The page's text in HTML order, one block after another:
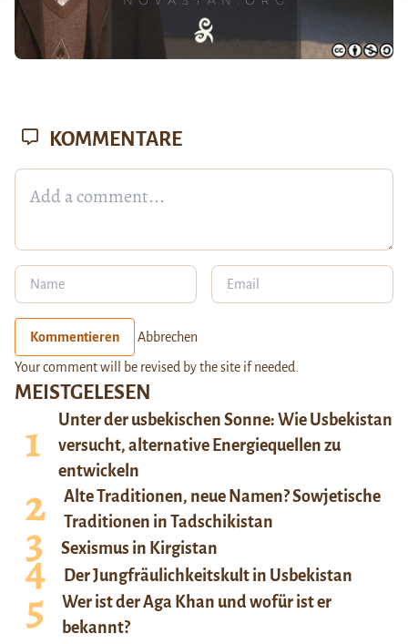
MEISTGELESEN
Unter der usbekischen Sonne: Wie Usbekistan
versucht, alternative Energiequellen zu
entwickeln
Alte Traditionen, neue Namen? Sowjetische
Traditionen in Tadschikistan
Sexismus in Kirgistan
Der Jungfräulichkeitskult in Usbekistan
Wer ist der Aga Khan und wofür ist er
bekannt?
KOMMENTARE
Kommentieren Abbrechen
Your comment will be revised by the site if needed.